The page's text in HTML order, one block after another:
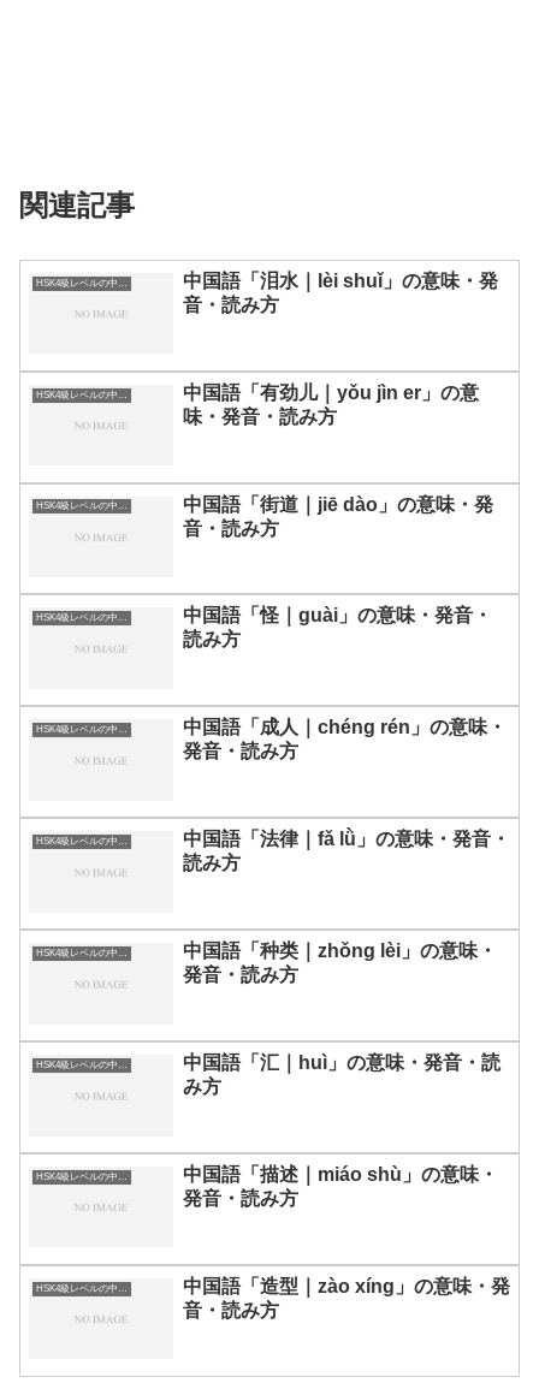
関連記事
中国語「泪水｜lèi shuǐ」の意味・発
音・読み方
中国語「有劲儿｜yǒu jìn er」の意
味・発音・読み方
HSK4級レベルの中国語
中国語「街道｜jiē dào」の意味・発
音・読み方
HSK4級レベルの中国語
中国語「怪｜guài」の意味・発音・
読み方
HSK4級レベルの中国語
中国語「成人｜chéng rén」の意味・
発音・読み方
HSK4級レベルの中国語
中国語「法律｜fǎ lǜ」の意味・発音・
読み方
HSK4級レベルの中国語
中国語「种类｜zhǒng lèi」の意味・
発音・読み方
HSK4級レベルの中国語
中国語「汇｜huì」の意味・発音・読
み方
中国語「描述｜miáo shù」の意味・
発音・読み方
中国語「造型｜zào xíng」の意味・発
音・読み方